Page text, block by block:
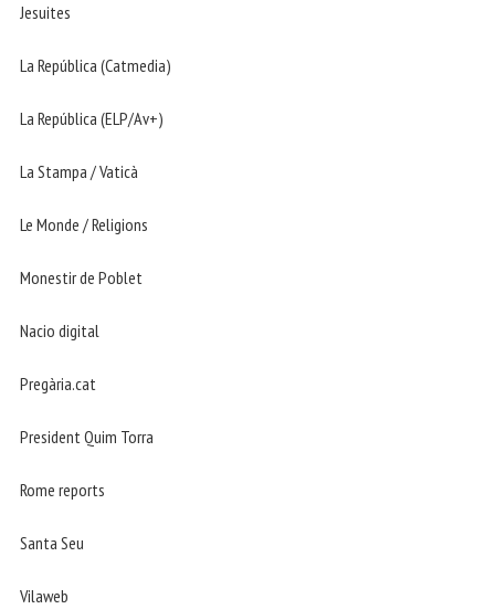
Jesuites
La República (Catmedia)
La República (ELP/Av+)
La Stampa / Vaticà
Le Monde / Religions
Monestir de Poblet
Nacio digital
Pregària.cat
President Quim Torra
Rome reports
Santa Seu
Vilaweb